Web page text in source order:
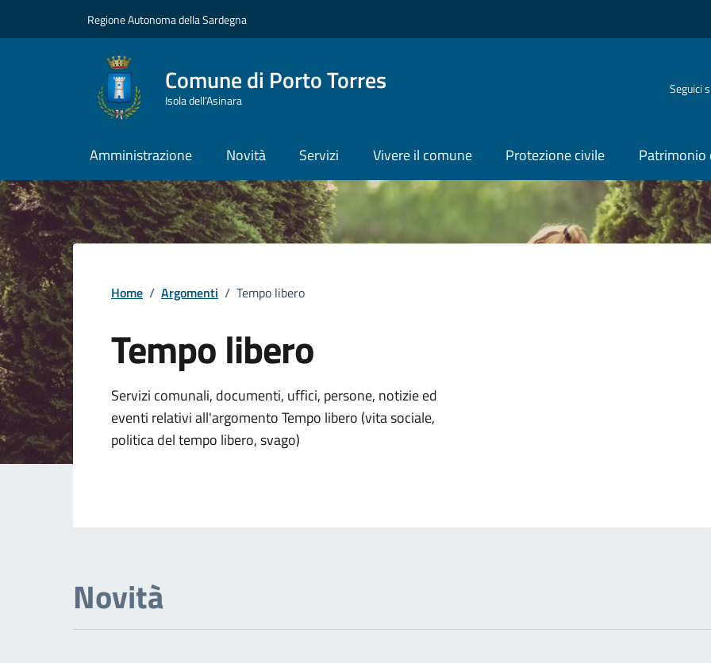
Regione Autonoma della Sardegna
Comune di Porto Torres
Isola dell’Asinara
Seguici
Amministrazione Novità Servizi Vivere il comune Protezione civile Patrimonio
Home / Argomenti / Tempo libero
Tempo libero
Dettagli dell'argomento
Servizi comunali, documenti, uffici, persone, notizie ed
eventi relativi all'argomento Tempo libero (vita sociale,
politica del tempo libero, svago)
Novità